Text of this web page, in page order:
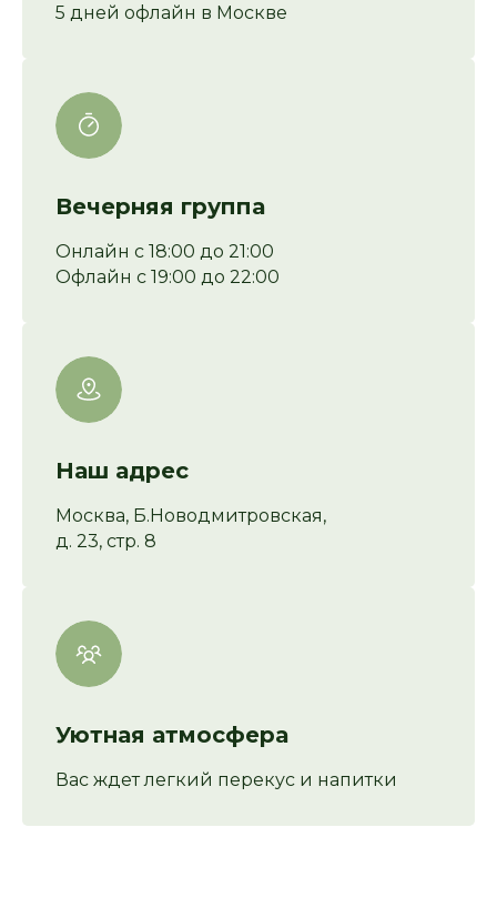
5 дней офлайн в Москве
Вечерняя группа
Онлайн с 18:00 до 21:00
Офлайн с 19:00 до 22:00
Наш адрес
Москва, Б.Новодмитровская,
д. 23, стр. 8
Уютная атмосфера
Вас ждет легкий перекус и напитки